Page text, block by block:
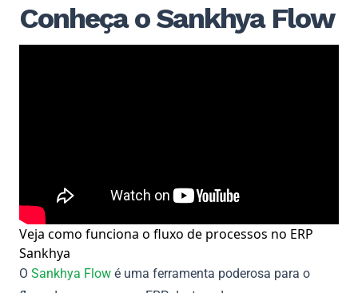
Conheça o Sankhya Flow
Veja como funciona o fluxo de processos no ERP
Sankhya
O Sankhya Flow é uma ferramenta poderosa para o